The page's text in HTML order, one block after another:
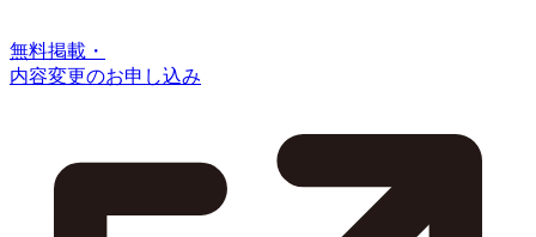
無料掲載・
内容変更のお申し込み